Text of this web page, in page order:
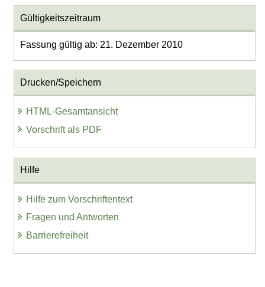
Gültigkeitszeitraum
Fassung gültig ab: 21. Dezember 2010
Drucken/Speichern
HTML-Gesamtansicht
Vorschrift als PDF
Hilfe
Hilfe zum Vorschriftentext
Fragen und Antworten
Barrierefreiheit